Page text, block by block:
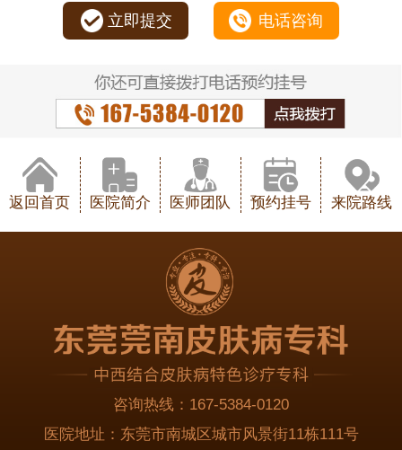
立即提交 电话咨询
返回首页 医院简介 医师团队 预约挂号 来院路线
咨询热线： 167-5384-0120
医院地址： 东莞市南城区城市风景街11栋111号